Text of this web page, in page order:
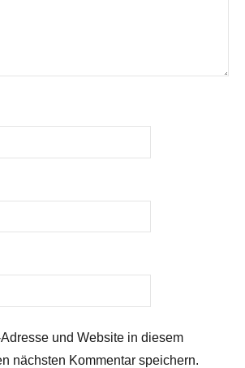
und Website in diesem
nächsten Kommentar speichern.